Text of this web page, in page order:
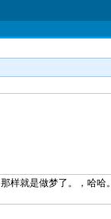
样就是做梦了。，哈哈。